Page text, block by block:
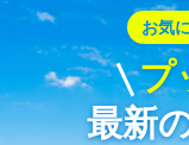
お気
プ
最新